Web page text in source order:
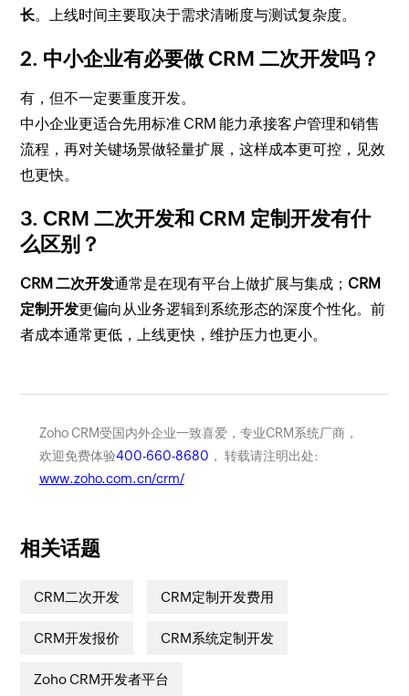
长。上线时间主要取决于需求清晰度与测试复杂度。
2. 中小企业有必要做 CRM 二次开发吗？
有，但不一定要重度开发。
中小企业更适合先用标准 CRM 能力承接客户管理和销售
流程，再对关键场景做轻量扩展，这样成本更可控，见效
也更快。
3. CRM 二次开发和 CRM 定制开发有什
么区别？
CRM 二次开发通常是在现有平台上做扩展与集成； CRM
定制开发更偏向从业务逻辑到系统形态的深度个性化。前
者成本通常更低，上线更快，维护压力也更小。
Zoho CRM受国内外企业一致喜爱，专业CRM系统厂商，
欢迎免费体验400-660-8680 ， 转载请注明出处:
www.zoho.com.cn/crm/
相关话题
CRM二次开发 CRM定制开发费用
CRM开发报价 CRM系统定制开发
Zoho CRM开发者平台